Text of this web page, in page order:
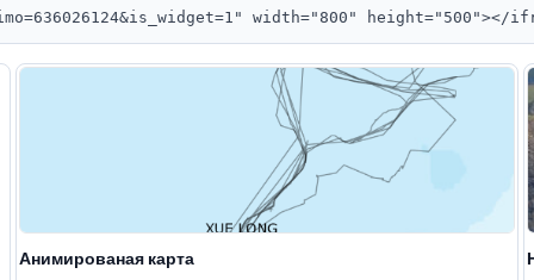
width="800" height="500"></
Анимированая карта